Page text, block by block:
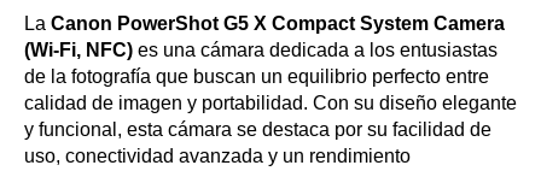
La Canon PowerShot G5 X Compact System Camera
(Wi-Fi, NFC) es una cámara dedicada a los entusiastas
de la fotografía que buscan un equilibrio perfecto entre
calidad de imagen y portabilidad. Con su diseño elegante
y funcional, esta cámara se destaca por su facilidad de
uso, conectividad avanzada y un rendimiento